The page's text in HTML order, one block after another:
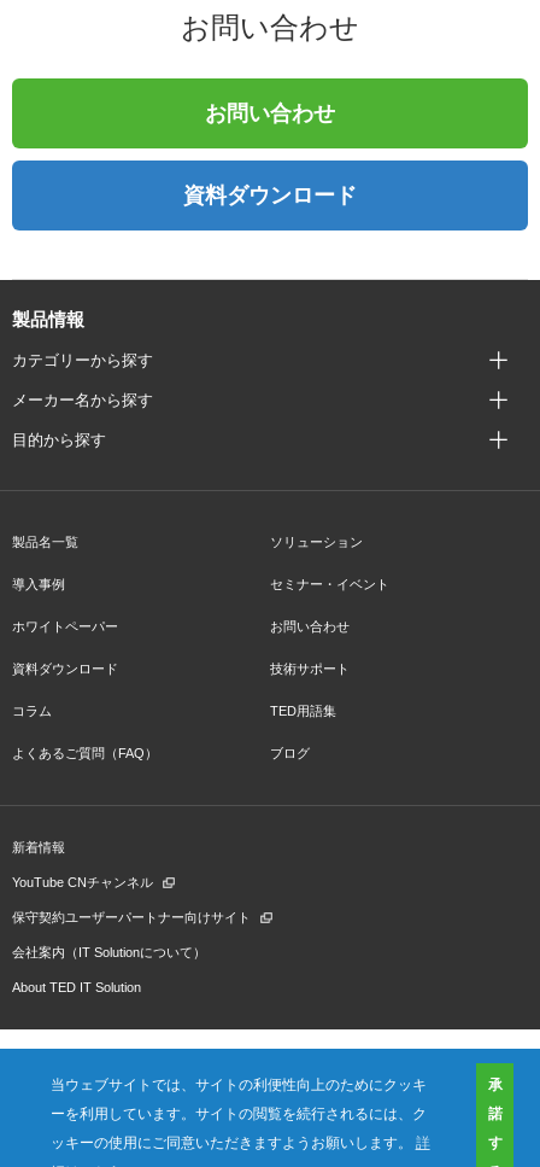
当ウェブサイトでは、サイトの利便性向上のためにクッキ
ーを利用しています。サイトの閲覧を続行されるには、ク
ッキーの使用にご同意いただきますようお願いします。 詳
承
諾
す
お問い合わせ
お問い合わせ
資料ダウンロード
製品情報
カテゴリーから探す
メーカー名から探す
目的から探す
製品名一覧 ソリューション
導入事例 セミナー・イベント
ホワイトペーパー お問い合わせ
資料ダウンロード 技術サポート
コラム TED用語集
よくあるご質問（FAQ） ブログ
新着情報
YouTube CNチャンネル
保守契約ユーザーパートナー向けサイト
会社案内（IT Solutionについて）
About TED IT Solution
会社概要 ご利用規約 プライバシーポリシー
プレスリリース（プロダクト)